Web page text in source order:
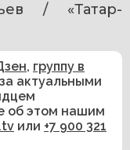
/ «Татар-
, группу в
актуальными
об этом нашим
или +7 900 321